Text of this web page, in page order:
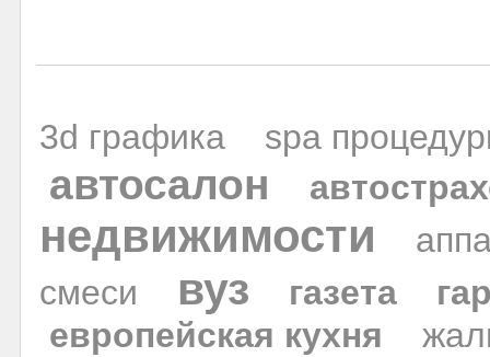
3d графика spa
автосалон
недвижимости
смеси
вуз газета
европейская кухня